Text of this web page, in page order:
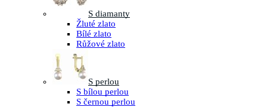
S diamanty
Žluté zlato
Bílé zlato
Růžové zlato
S perlou
S bílou perlou
S černou perlou